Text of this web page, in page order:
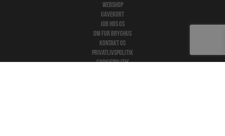
Webshop
Gavekort
Job hos os
Om Fur Bryghus
Kontakt os
Privatlivspolitik
Cookiepolitik